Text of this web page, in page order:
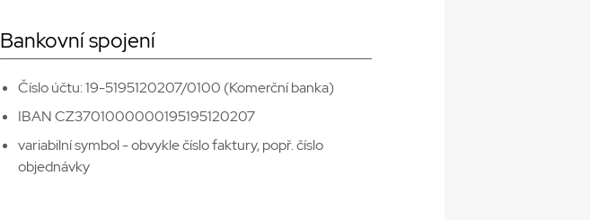
Bankovní spojení
Číslo účtu: 19-5195120207/0100 (Komerční banka)
IBAN CZ3701000000195195120207
variabilní symbol - obvykle číslo faktury, popř. číslo
objednávky